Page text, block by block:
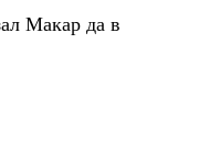
Макар да в